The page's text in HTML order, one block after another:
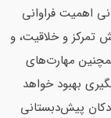
اهمیت فراوانی
تمرکز و خلاقیت، و
مهارت‌های
بهبود خواهد
پیش‌دبستانی